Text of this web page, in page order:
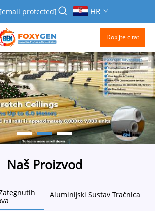
[email protected] HR
Dobijte citat
Naš Proizvod
Aluminijski Sustav Tračnica